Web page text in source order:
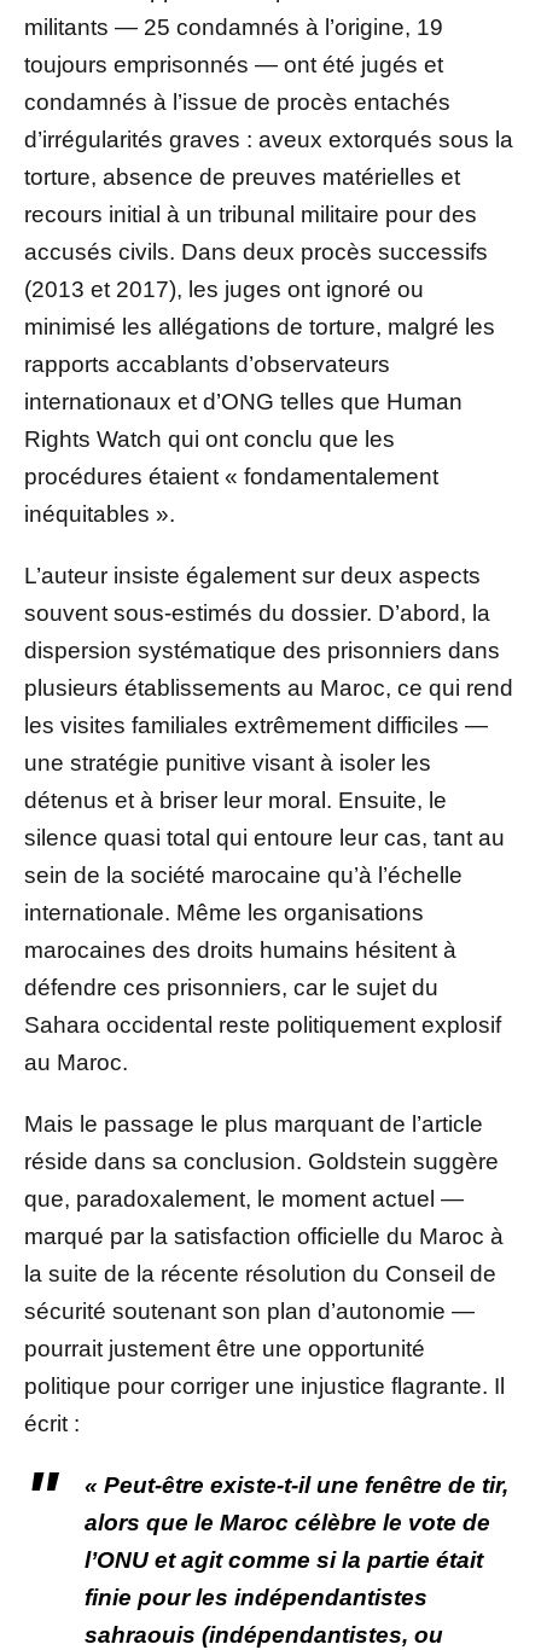
militants — 25 condamnés à l’origine, 19
toujours emprisonnés — ont été jugés et
condamnés à l’issue de procès entachés
d’irrégularités graves : aveux extorqués sous la
torture, absence de preuves matérielles et
recours initial à un tribunal militaire pour des
accusés civils. Dans deux procès successifs
(2013 et 2017), les juges ont ignoré ou
minimisé les allégations de torture, malgré les
rapports accablants d’observateurs
internationaux et d’ONG telles que Human
Rights Watch qui ont conclu que les
procédures étaient « fondamentalement
inéquitables ».
L’auteur insiste également sur deux aspects
souvent sous-estimés du dossier. D’abord, la
dispersion systématique des prisonniers dans
plusieurs établissements au Maroc, ce qui rend
les visites familiales extrêmement difficiles —
une stratégie punitive visant à isoler les
détenus et à briser leur moral. Ensuite, le
silence quasi total qui entoure leur cas, tant au
sein de la société marocaine qu’à l’échelle
internationale. Même les organisations
marocaines des droits humains hésitent à
défendre ces prisonniers, car le sujet du
Sahara occidental reste politiquement explosif
au Maroc.
Mais le passage le plus marquant de l’article
réside dans sa conclusion. Goldstein suggère
que, paradoxalement, le moment actuel —
marqué par la satisfaction officielle du Maroc à
la suite de la récente résolution du Conseil de
sécurité soutenant son plan d’autonomie —
pourrait justement être une opportunité
politique pour corriger une injustice flagrante. Il
écrit :
« Peut-être existe-t-il une fenêtre de tir,
alors que le Maroc célèbre le vote de
l’ONU et agit comme si la partie était
finie pour les indépendantistes
sahraouis (indépendantistes, ou